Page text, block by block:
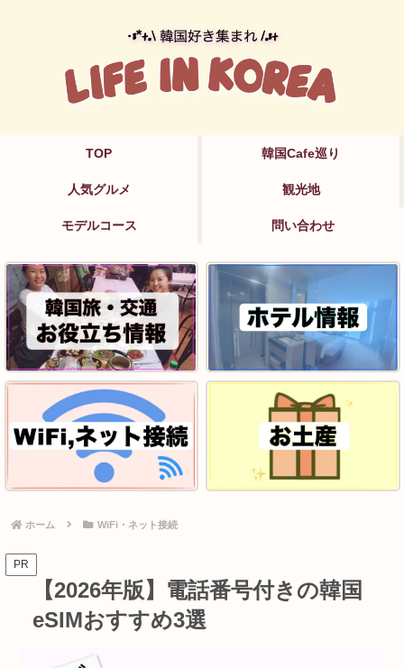
TOP 韓国Cafe巡り
人気グルメ 観光地
モデルコース 問い合わせ
ホーム WiFi・ネット接続
PR
【2026年版】電話番号付きの韓国
eSIMおすすめ3選